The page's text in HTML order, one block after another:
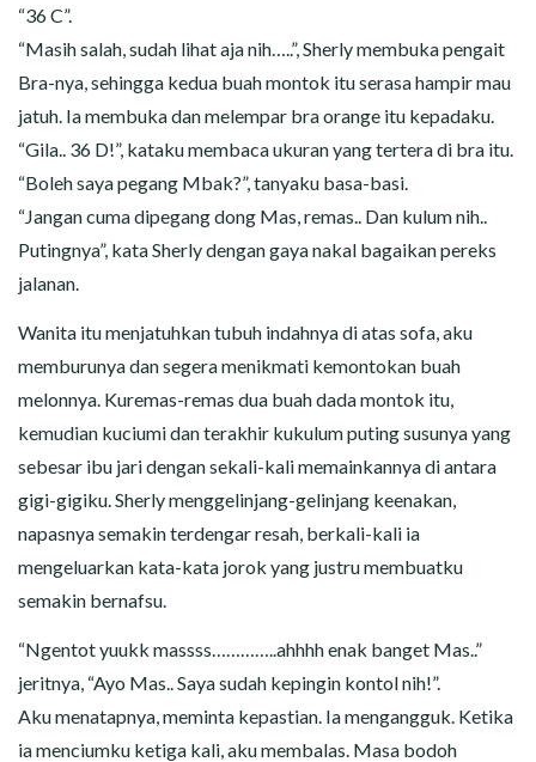
“36 C”.
“Masih salah, sudah lihat aja nih…..”, Sherly membuka pengait
Bra-nya, sehingga kedua buah montok itu serasa hampir mau
jatuh. Ia membuka dan melempar bra orange itu kepadaku.
“Gila.. 36 D!”, kataku membaca ukuran yang tertera di bra itu.
“Boleh saya pegang Mbak?”, tanyaku basa-basi.
“Jangan cuma dipegang dong Mas, remas.. Dan kulum nih..
Putingnya”, kata Sherly dengan gaya nakal bagaikan pereks
jalanan.
Wanita itu menjatuhkan tubuh indahnya di atas sofa, aku
memburunya dan segera menikmati kemontokan buah
melonnya. Kuremas-remas dua buah dada montok itu,
kemudian kuciumi dan terakhir kukulum puting susunya yang
sebesar ibu jari dengan sekali-kali memainkannya di antara
gigi-gigiku. Sherly menggelinjang-gelinjang keenakan,
napasnya semakin terdengar resah, berkali-kali ia
mengeluarkan kata-kata jorok yang justru membuatku
semakin bernafsu.
“Ngentot yuukk massss…………..ahhhh enak banget Mas..”
jeritnya, “Ayo Mas.. Saya sudah kepingin kontol nih!”.
Aku menatapnya, meminta kepastian. Ia mengangguk. Ketika
ia menciumku ketiga kali, aku membalas. Masa bodoh